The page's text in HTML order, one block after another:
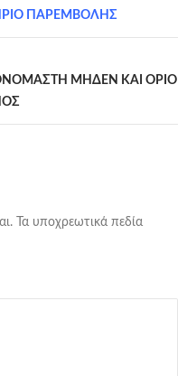
ΠΑΡΕΜΒΟΛΗΣ
ΜΗΔΕΝ ΚΑΙ ΟΡΙΟ
Τα υποχρεωτικά πεδία